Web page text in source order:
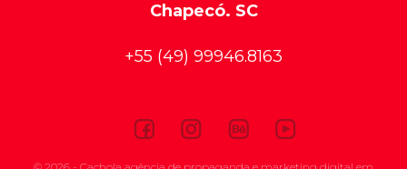
Chapecó. SC
+55 (49) 99946.8163